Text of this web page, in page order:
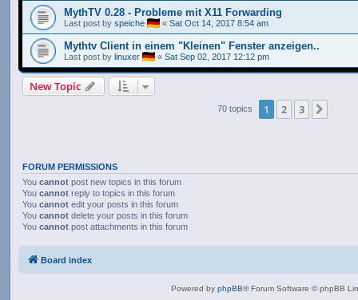
MythTV 0.28 - Probleme mit X11 Forwarding
Last post by speiche « Sat Oct 14, 2017 8:54 am
Mythtv Client in einem "Kleinen" Fenster anzeigen..
Last post by linuxer « Sat Sep 02, 2017 12:12 pm
New Topic
70 topics 1 2 3
FORUM PERMISSIONS
You cannot post new topics in this forum
You cannot reply to topics in this forum
You cannot edit your posts in this forum
You cannot delete your posts in this forum
You cannot post attachments in this forum
Board index
Powered by phpBB® Forum Software © phpBB